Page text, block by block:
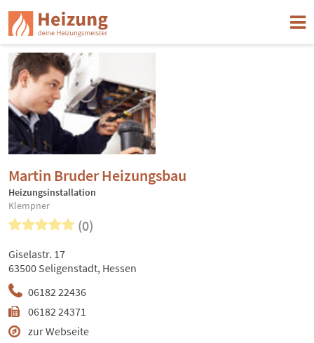
Martin Bruder Heizungsbau
Heizungsinstallation
Klempner
(0)
06182 22436
06182 24371
zur Webseite
Giselastr. 17
63500 Seligenstadt, Hessen